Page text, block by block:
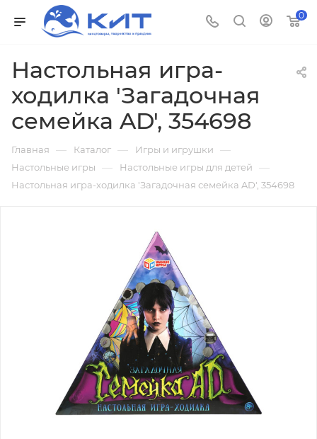
0
Настольная игра-
ходилка 'Загадочная
семейка AD', 354698
Главная — Каталог — Игры и игрушки —
Настольные игры — Настольные игры для детей —
Настольная игра-ходилка 'Загадочная семейка AD', 354698